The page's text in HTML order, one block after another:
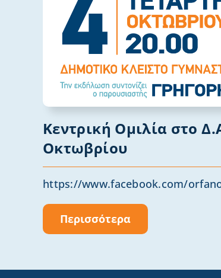
Κεντρική Ομιλία στο
Οκτωβρίου
https://www.facebook.com/
Περισσότερα